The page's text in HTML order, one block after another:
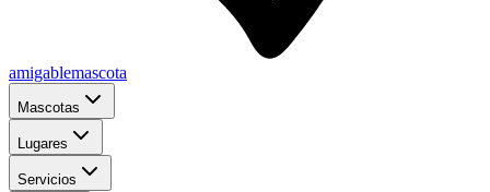
amigablemascota
Mascotas
Lugares
Servicios